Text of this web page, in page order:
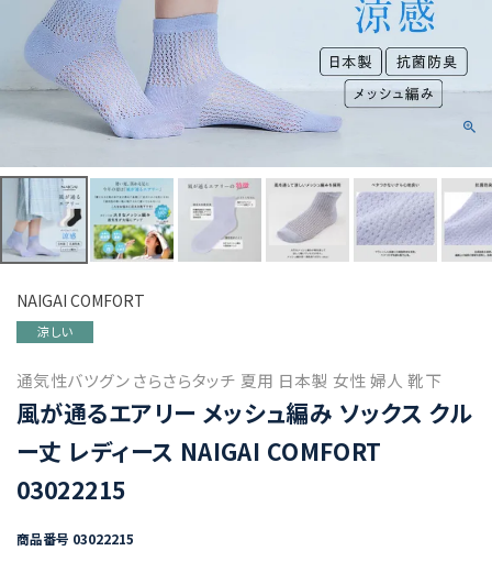
NAIGAI COMFORT
涼しい
通気性バツグン さらさらタッチ 夏用 日本製 女性 婦人 靴下
風が通るエアリー メッシュ編み ソックス クル
ー丈 レディース NAIGAI COMFORT
03022215
商品番号 03022215